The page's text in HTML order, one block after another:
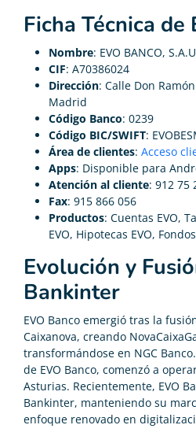
Ficha Técnica de
Nombre: EVO BANCO,
CIF: A70386024
Dirección: Calle Don
Madrid
Código Banco: 0239
Código BIC/SWIFT:
Área de clientes: Acceso
Apps: Disponible para
Atención al cliente: 912 75
Fax: 915 866 056
Productos: Cuentas EVO,
EVO, Hipotecas EVO,
Evolución y
Bankinter
EVO Banco emergió tras la
Caixanova, creando
transformándose en NGC
de EVO Banco, comenzó a
Asturias. Recientemente, EVO
Bankinter, manteniendo su
enfoque renovado en